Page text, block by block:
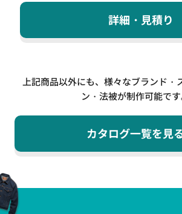
詳細・見積り
上記商品以外にも、様々なブランド・
ン・法被が制作可能です
カタログ一覧を見